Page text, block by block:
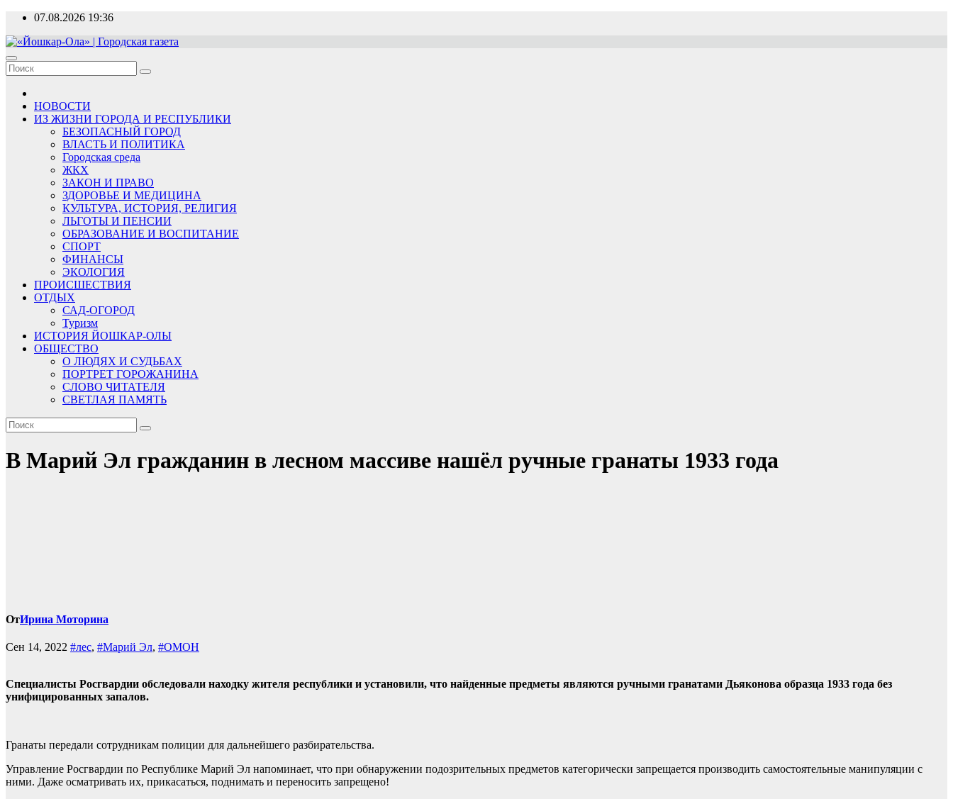
Перейти
содержимому
07.08.2026 19:36
«Йошкар-Ола» | Городская газета
Новости, события, люди
НОВОСТИ
ИЗ ЖИЗНИ ГОРОДА И РЕСПУБЛИКИ
БЕЗОПАСНЫЙ ГОРОД
ВЛАСТЬ И ПОЛИТИКА
Городская среда
ЖКХ
ЗАКОН И ПРАВО
ЗДОРОВЬЕ И МЕДИЦИНА
КУЛЬТУРА, ИСТОРИЯ, РЕЛИГИЯ
ЛЬГОТЫ И ПЕНСИИ
ОБРАЗОВАНИЕ И ВОСПИТАНИЕ
СПОРТ
ФИНАНСЫ
ЭКОЛОГИЯ
ПРОИСШЕСТВИЯ
ОТДЫХ
САД-ОГОРОД
Туризм
ИСТОРИЯ ЙОШКАР-ОЛЫ
ОБЩЕСТВО
О ЛЮДЯХ И СУДЬБАХ
ПОРТРЕТ ГОРОЖАНИНА
СЛОВО ЧИТАТЕЛЯ
СВЕТЛАЯ ПАМЯТЬ
В Марий Эл гражданин в лесном массиве нашёл ручные гранаты 1933 года
ОтИрина Моторина
Сен 14, 2022 #лес, #Марий Эл, #ОМОН
Специалисты Росгвардии обследовали находку жителя республики и установили, что найденные предметы являются ручными гранатами Дьяконова образца 1933 года без
унифицированных запалов.
Гранаты передали сотрудникам полиции для дальнейшего разбирательства.
Управление Росгвардии по Республике Марий Эл напоминает, что при обнаружении подозрительных предметов категорически запрещается производить самостоятельные манипуляции с
ними. Даже осматривать их, прикасаться, поднимать и переносить запрещено!